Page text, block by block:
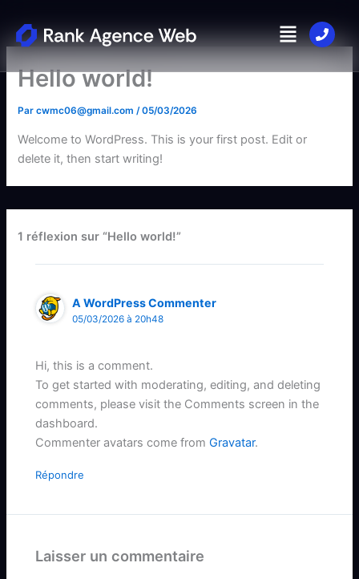
contenu
Menu
Hello world!
Parcwmc06@gmail.com/05/03/2026
Welcome to WordPress. This is your first post. Edit or
delete it, then start writing!
1 réflexion sur “Hello world!”
A WordPress Commenter
05/03/2026 à 20h48
Hi, this is a comment.
To get started with moderating, editing, and deleting
comments, please visit the Comments screen in the
dashboard.
Commenter avatars come fromGravatar.
Répondre
Laisser un commentaire